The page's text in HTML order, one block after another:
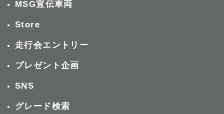
MSG宣伝車両
Store
走行会エントリー
プレゼント企画
SNS
グレード検索